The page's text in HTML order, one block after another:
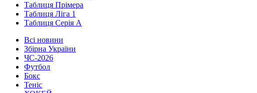
Таблиця Прімера
Таблиця Ліга 1
Таблиця Серія А
Всі новини
Збірна України
ЧС-2026
Футбол
Бокс
Теніс